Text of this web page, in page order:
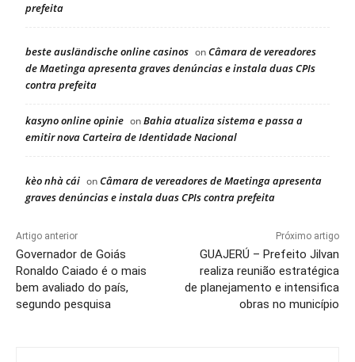
prefeita
beste ausländische online casinos onCâmara de vereadores
de Maetinga apresenta graves denúncias e instala duas CPIs
contra prefeita
kasyno online opinie onBahia atualiza sistema e passa a
emitir nova Carteira de Identidade Nacional
kèo nhà cái onCâmara de vereadores de Maetinga apresenta
graves denúncias e instala duas CPIs contra prefeita
Artigo anterior
Governador de Goiás
Ronaldo Caiado é o mais
bem avaliado do país,
segundo pesquisa
Próximo artigo
GUAJERÚ – Prefeito Jilvan
realiza reunião estratégica
de planejamento e intensifica
obras no município